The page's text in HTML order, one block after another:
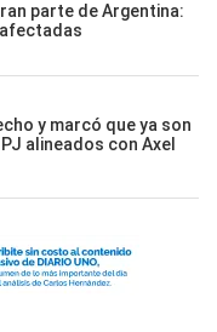
parte de Argentina:
y marcó que ya son
alineados con Axel